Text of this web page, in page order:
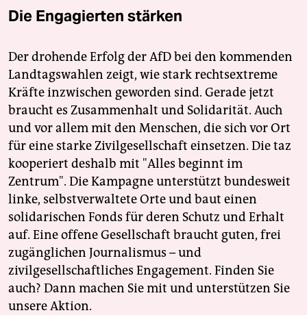
Die Engagierten stärken
Der drohende Erfolg der AfD bei den kommenden
Landtagswahlen zeigt, wie stark rechtsextreme
Kräfte inzwischen geworden sind. Gerade jetzt
braucht es Zusammenhalt und Solidarität. Auch
und vor allem mit den Menschen, die sich vor Ort
für eine starke Zivilgesellschaft einsetzen. Die taz
kooperiert deshalb mit "Alles beginnt im
Zentrum". Die Kampagne unterstützt bundesweit
linke, selbstverwaltete Orte und baut einen
solidarischen Fonds für deren Schutz und Erhalt
auf. Eine offene Gesellschaft braucht guten, frei
zugänglichen Journalismus – und
zivilgesellschaftliches Engagement. Finden Sie
auch? Dann machen Sie mit und unterstützen Sie
unsere Aktion.